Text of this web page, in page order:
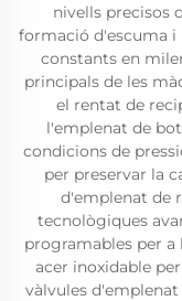
nivells precisos
formació d'escuma i
constants en
principals de les
el rentat de
l'emplenat de
condicions de
per preservar la
d'emplenat de
tecnològiques
programables per
acer inoxidable
vàlvules